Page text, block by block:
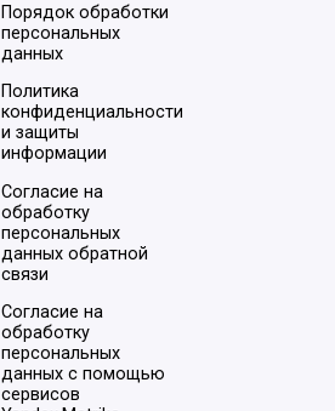
Порядок обработки
персональных
данных
Политика
конфиденциальности
и защиты
информации
Согласие на
обработку
персональных
данных обратной
связи
Согласие на
обработку
персональных
данных с помощью
сервисов